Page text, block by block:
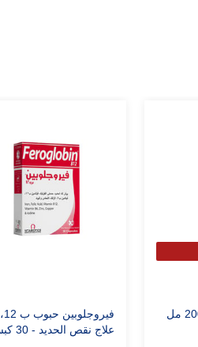
فيروجلوبين حبوب ب 12،
علاج نقص الحديد - 30 كبسولة